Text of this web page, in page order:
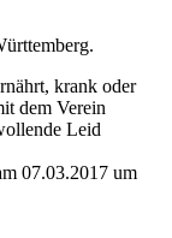
krank oder
dem Verein
Leid
07.03.2017 um